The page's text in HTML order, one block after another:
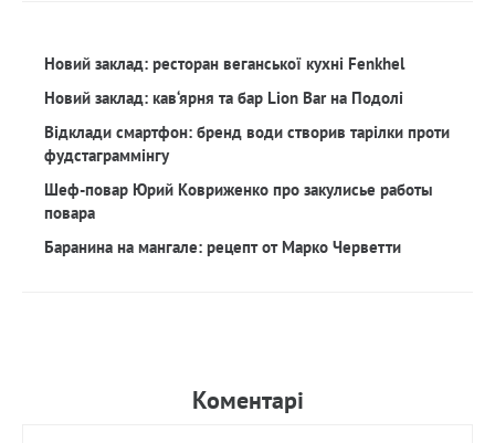
Новий заклад: ресторан веганської кухні Fenkhel
Новий заклад: кав‘ярня та бар Lion Bar на Подолі
Відклади смартфон: бренд води створив тарілки проти
фудстаграммінгу
Шеф-повар Юрий Ковриженко про закулисье работы
повара
Баранина на мангале: рецепт от Марко Черветти
Коментарi